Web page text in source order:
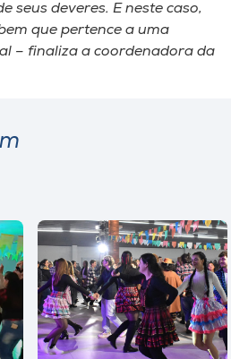
seus deveres. E neste caso,
que pertence a uma
– finaliza a coordenadora da